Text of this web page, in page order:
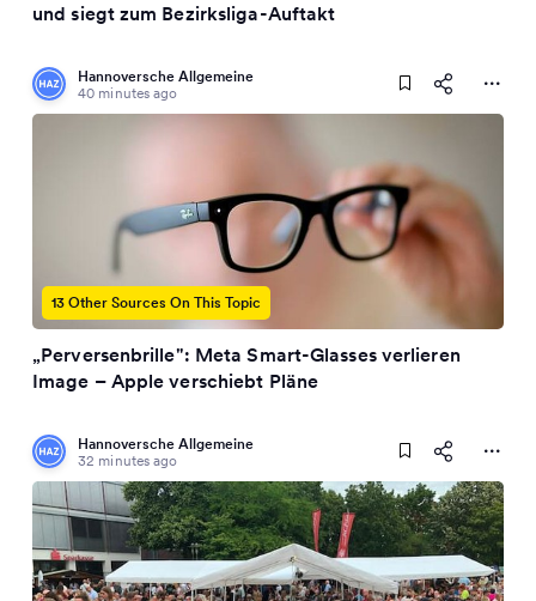
und siegt zum Bezirksliga-Auftakt
Hannoversche Allgemeine
40 minutes ago
13 Other Sources On This Topic
„Perversenbrille": Meta Smart-Glasses verlieren
Image – Apple verschiebt Pläne
Hannoversche Allgemeine
32 minutes ago